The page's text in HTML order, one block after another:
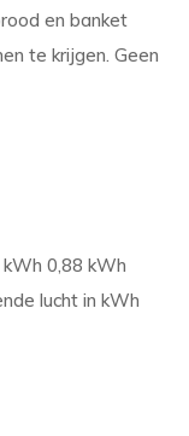
en banket
te krijgen. Geen
0,88 kWh
lucht in kWh